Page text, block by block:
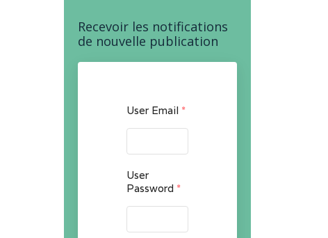
Recevoir les notifications
de nouvelle publication
User Email *
User
Password *